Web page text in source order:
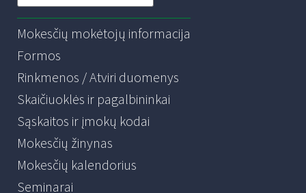
Mokesčių mokėtojų informacija
Formos
Rinkmenos / Atviri duomenys
Skaičiuoklės ir pagalbininkai
Sąskaitos ir įmokų kodai
Mokesčių žinynas
Mokesčių kalendorius
Seminarai